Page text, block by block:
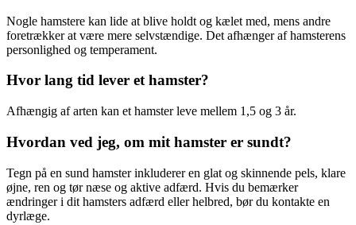
Nogle hamstere kan lide at blive holdt og kælet med, mens andre
foretrækker at være mere selvstændige. Det afhænger af hamsterens
personlighed og temperament.
Hvor lang tid lever et hamster?
Afhængig af arten kan et hamster leve mellem 1,5 og 3 år.
Hvordan ved jeg, om mit hamster er sundt?
Tegn på en sund hamster inkluderer en glat og skinnende pels, klare
øjne, ren og tør næse og aktive adfærd. Hvis du bemærker
ændringer i dit hamsters adfærd eller helbred, bør du kontakte en
dyrlæge.